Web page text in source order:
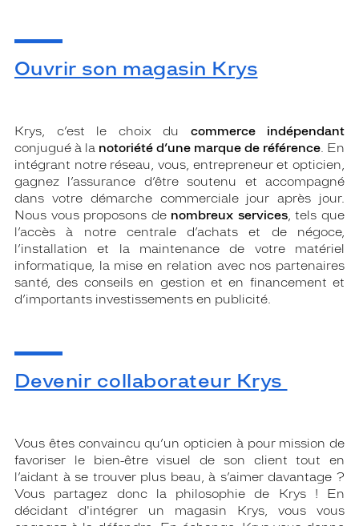
Ouvrir son magasin Krys
Krys, c’est le choix du commerce indépendant
conjugué à la notoriété d’une marque de référence. En
intégrant notre réseau, vous, entrepreneur et opticien,
gagnez l’assurance d’être soutenu et accompagné
dans votre démarche commerciale jour après jour.
Nous vous proposons de nombreux services, tels que
l’accès à notre centrale d’achats et de négoce,
l’installation et la maintenance de votre matériel
informatique, la mise en relation avec nos partenaires
santé, des conseils en gestion et en financement et
d’importants investissements en publicité.
Devenir collaborateur Krys
Vous êtes convaincu qu’un opticien à pour mission de
favoriser le bien-être visuel de son client tout en
l’aidant à se trouver plus beau, à s’aimer davantage ?
Vous partagez donc la philosophie de Krys ! En
décidant d'intégrer un magasin Krys, vous vous